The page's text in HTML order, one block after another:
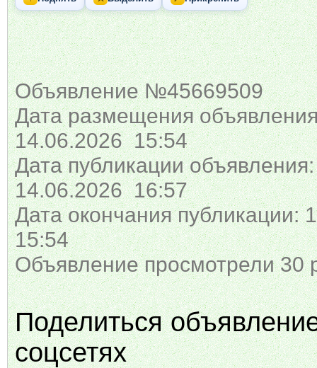
Объявление №45669509
Дата размещения
14.06.2026 15:54
Дата публикации объявления:
14.06.2026 16:57
Дата окончания публикации:
15:54
Объявление просмотрели 30
Поделиться
соцсетях